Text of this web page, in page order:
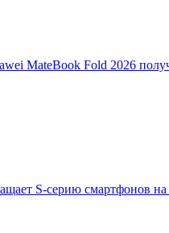
MateBook Fold 2026
S-серию смартфонов